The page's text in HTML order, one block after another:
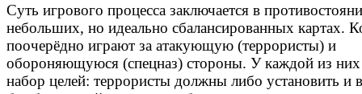
Суть игрового процесса заключается в
небольших, но идеально сбалансированных картах.
поочерёдно играют за атакующую (террористы) и
обороняющуюся (спецназ) стороны. У каждой из них
набор целей: террористы должны либо установить и